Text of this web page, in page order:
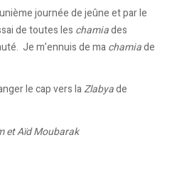
journée de jeûne et par le
de toutes les chamiades
Je m’ennuis de machamiade
le cap vers laZlabyade
et Aïd Moubarak